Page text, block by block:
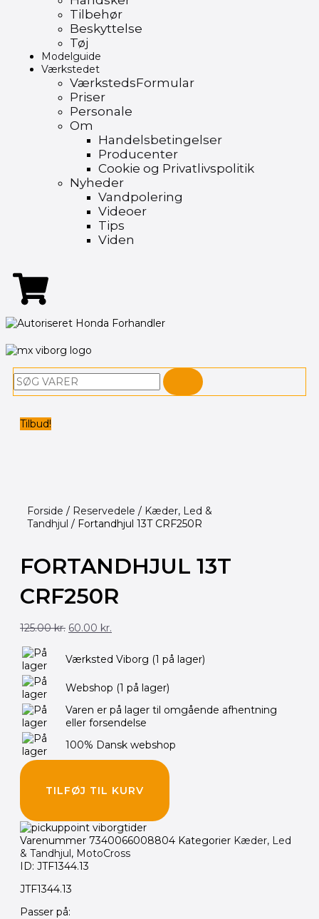
Tilbehør
Beskyttelse
Tøj
Modelguide
Værkstedet
VærkstedsFormular
Priser
Personale
Om
Handelsbetingelser
Producenter
Cookie og Privatlivspolitik
Nyheder
Vandpolering
Videoer
Tips
Viden
Søg
Tilbud!
Forside / Reservedele / Kæder, Led &
Tandhjul / Fortandhjul 13T CRF250R
FORTANDHJUL 13T
CRF250R
125.00kr. oprindelige
var:
60.00 kr.aktuelle
er:
60.00 kr..
Værksted Viborg (1 på lager)
Webshop (1 på lager)
Varen er på lager til omgående afhentning
eller forsendelse
100% Dansk webshop
TILFØJ TIL KURV
Varenummer 7340066008804 Kategorier Kæder, Led
& Tandhjul, MotoCross
ID: JTF1344.13
JTF1344.13
Passer på: